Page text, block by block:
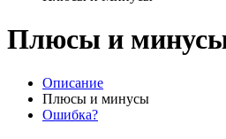
Плюсы и
Описание
Плюсы и минусы
Ошибка?